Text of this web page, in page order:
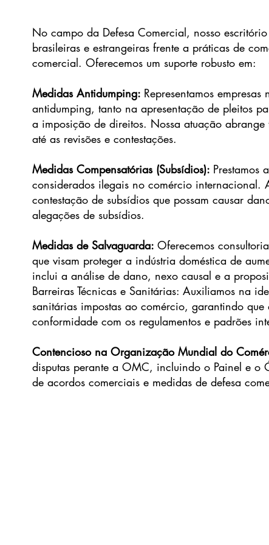
No campo da Defesa Comercial, nosso
brasileiras e estrangeiras frente a práticas de
comercial. Oferecemos um suporte robusto em:
Medidas Antidumping: Representamos
antidumping, tanto na apresentação de pleitos
a imposição de direitos. Nossa atuação
até as revisões e contestações.
Medidas Compensatórias (Subsídios): Prestamos
considerados ilegais no comércio
contestação de subsídios que possam causar
alegações de subsídios.
Medidas de Salvaguarda:Oferecemos
que visam proteger a indústria doméstica de
inclui a análise de dano, nexo causal e a
Barreiras Técnicas e Sanitárias: Auxiliamos na
sanitárias impostas ao comércio, garantindo que
conformidade com os regulamentos e padrões
Contencioso na Organização Mundial do
disputas perante a OMC, incluindo o Painel e o
de acordos comerciais e medidas de defesa